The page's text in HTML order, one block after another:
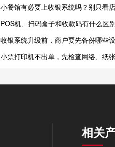
小餐馆有必要上收银系统吗？别只看
POS机、扫码盒子和收款码有什么区
收银系统升级前，商户要先备份哪些
小票打印机不出单，先检查网络、纸
相关